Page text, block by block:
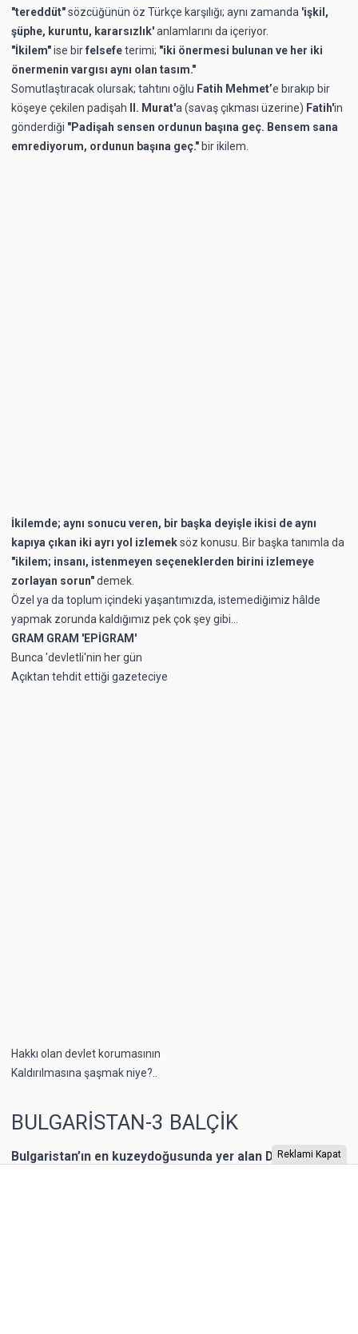
"tereddüt"sözcüğünün öz Türkçe karşılığı; aynı zamanda 'işkil,
şüphe, kuruntu, kararsızlık'anlamlarını da içeriyor.
"İkilem"ise birfelsefeterimi; "iki önermesi bulunan ve her iki
önermenin vargısı aynı olan tasım."
Somutlaştıracak olursak; tahtını oğlu Fatih Mehmet’e bırakıp bir
köşeye çekilen padişah II. Murat'a (savaş çıkması üzerine) Fatih'in
gönderdiği "Padişah sensen ordunun başına geç. Bensem sana
emrediyorum, ordunun başına geç."bir ikilem.
İkilemde; aynı sonucu veren, bir başka deyişle ikisi de aynı
kapıya çıkan iki ayrı yol izlemeksöz konusu. Bir başka tanımla da
"ikilem; insanı, istenmeyen seçeneklerden birini izlemeye
zorlayan sorun"demek.
Özel ya da toplum içindeki yaşantımızda, istemediğimiz hâlde
yapmak zorunda kaldığımız pek çok şey gibi...
GRAM GRAM 'EPİGRAM'
Bunca 'devletli'nin her gün
Açıktan tehdit ettiği gazeteciye
Hakkı olan devlet korumasının
Kaldırılmasına şaşmak niye?..
BULGARİSTAN-3 BALÇİK
Bulgaristan’ın en kuzeydoğusunda yer alan Dobriç bir
Reklami Kapat